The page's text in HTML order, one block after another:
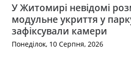
У Житомирі невідомі
модульне укриття у
зафіксували камери
Понеділок, 10 Серпня, 2026